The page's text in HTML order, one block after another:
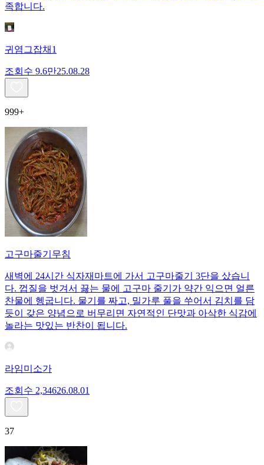
족합니다.
귀염그잡채1
조회수 9.6만25.08.28
999+
고구마줄기무침
새벽에 24시간 식자재마트에 가서 고구마줄기 3단을 샀습니
다. 껍질을 벗겨서 끓는 물에 고구마 줄기가 약간 익으면 얼른
찬물에 헹굽니다. 물기를 짜고, 밀가루 풀을 쑤어서 김치를 담
듯이 갖은 양념으로 버무리면 자연적인 단맛과 아삭한 식감에
놀라는 맛있는 반찬이 됩니다.
라임미소가
조회수 2,34626.08.01
37